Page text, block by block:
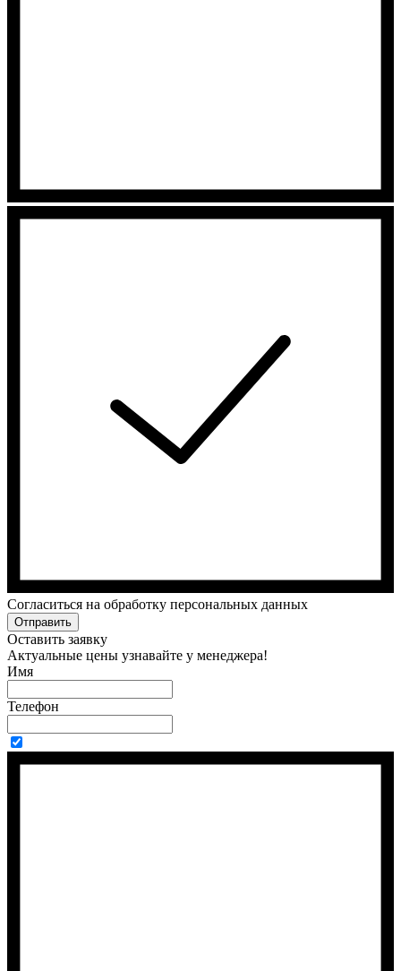
Cогласиться на обработку персональных данных
Отправить
Оставить заявку
Актуальные цены узнавайте у менеджера!
Имя
Телефон